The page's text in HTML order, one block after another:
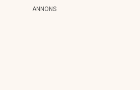
ANNONS